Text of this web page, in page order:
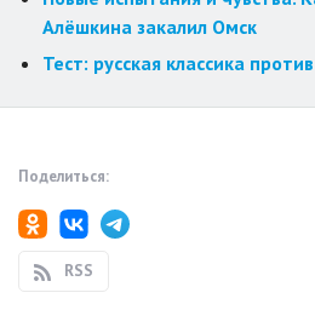
Алёшкина закалил Омск
Тест: русская классика
Поделиться:
RSS